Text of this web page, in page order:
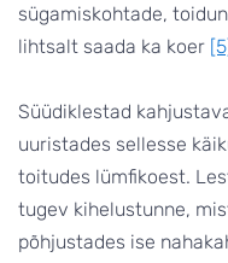
sügamiskohtade,
lihtsalt saada ka koer
Süüdiklestad
uuristades sellesse
toitudes lümfikoest.
tugev kihelustunne,
põhjustades ise